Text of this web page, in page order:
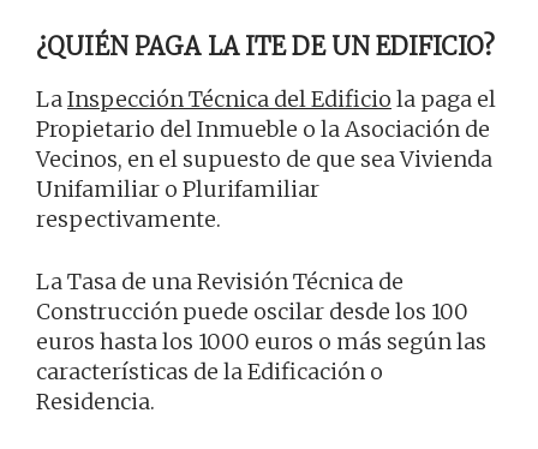
¿QUIÉN PAGA LA ITE DE UN EDIFICIO?
LaInspección Técnica del Edificio la paga el
Propietario del Inmueble o la Asociación de
Vecinos, en el supuesto de que sea Vivienda
Unifamiliar o Plurifamiliar
respectivamente.
La Tasa de una Revisión Técnica de
Construcción puede oscilar desde los 100
euros hasta los 1000 euros o más según las
características de la Edificación o
Residencia.